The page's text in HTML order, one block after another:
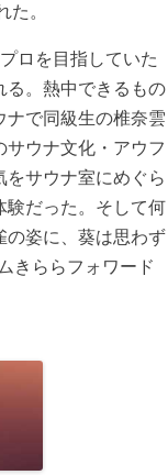
。
ロを目指していた
。熱中できるもの
ナで同級生の椎奈雲
ウナ文化・アウフ
サウナ室にめぐら
だった。そして何
の姿に、葵は思わず
きららフォワード